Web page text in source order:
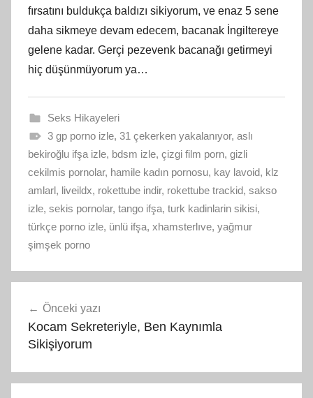
fırsatını buldukça baldızı sikiyorum, ve enaz 5 sene
daha sikmeye devam edecem, bacanak İngiltereye
gelene kadar. Gerçi pezevenk bacanağı getirmeyi
hiç düşünmüyorum ya…
Seks Hikayeleri
3 gp porno izle, 31 çekerken yakalanıyor, aslı
bekiroğlu ifşa izle, bdsm izle, çizgi film porn, gizli
cekilmis pornolar, hamile kadın pornosu, kay lavoid, klz
amlarl, liveildx, rokettube indir, rokettube trackid, sakso
izle, sekis pornolar, tango ifşa, turk kadinlarin sikisi,
türkçe porno izle, ünlü ifşa, xhamsterlıve, yağmur
şimşek porno
gezinmesi
Önceki yazı
Kocam Sekreteriyle, Ben Kaynımla
Sikişiyorum